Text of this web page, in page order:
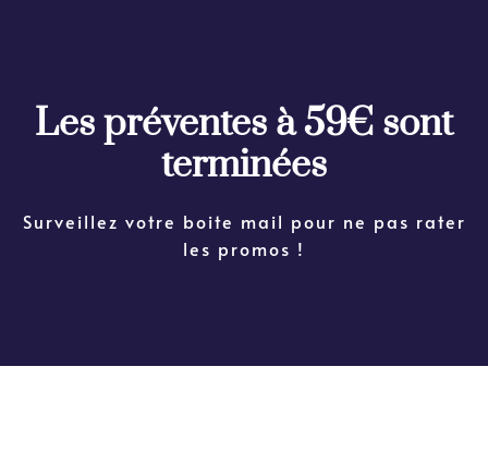
Les préventes à 59€ sont
terminées
Surveillez votre boite mail pour ne pas rater
les promos !